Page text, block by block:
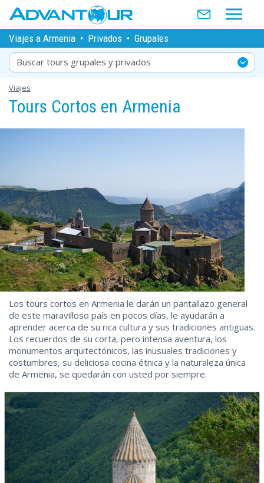
Viajes a Armenia • Privados • Grupales
Buscar tours grupales y privados
Viajes
Tours Cortos en Armenia
Los tours cortos en Armenia le darán un pantallazo general
de este maravilloso país en pocos días, le ayudarán a
aprender acerca de su rica cultura y sus tradiciones antiguas.
Los recuerdos de su corta, pero intensa aventura, los
monumentos arquitectónicos, las inusuales tradiciones y
costumbres, su deliciosa cocina étnica y la naturaleza única
de Armenia, se quedarán con usted por siempre.